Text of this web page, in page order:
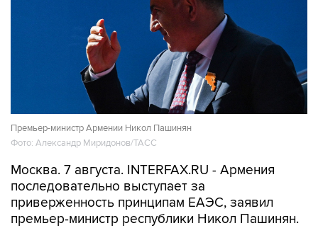
Премьер-министр Армении Никол Пашинян
Фото: Александр Миридонов/ТАСС
Москва. 7 августа. INTERFAX.RU - Армения
последовательно выступает за
приверженность принципам ЕАЭС, заявил
премьер-министр республики Никол Пашинян.